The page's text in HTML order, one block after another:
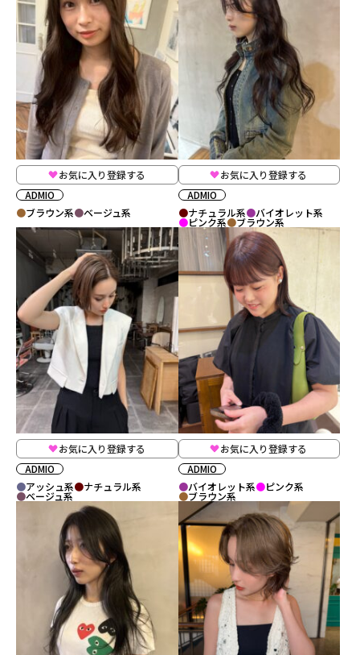
お気に入り登録する
ADMIO
ブラウン系
ベージュ系
お気に入り登録する
ADMIO
ナチュラル系
バイオレット系
ピンク系 ブラウン系
お気に入り登録する
ADMIO
アッシュ系
ナチュラル系
ベージュ系
お気に入り登録する
ADMIO
バイオレット系
ピンク系
ブラウン系